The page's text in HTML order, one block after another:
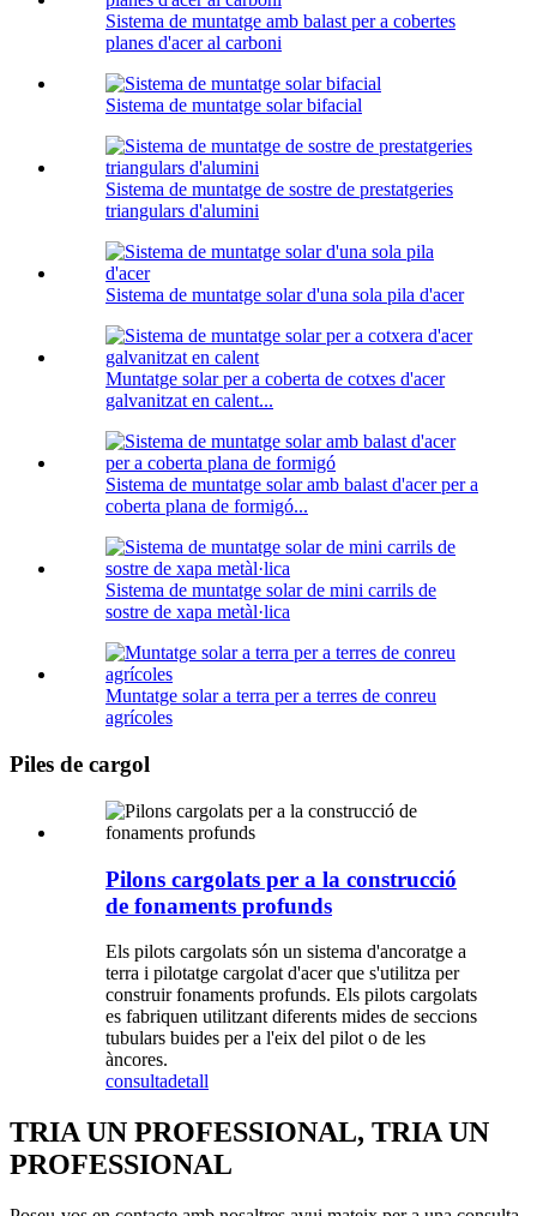
Sistema de muntatge amb balast per a cobertes
planes d'acer al carboni
Sistema de muntatge solar bifacial
Sistema de muntatge de sostre de prestatgeries
triangulars d'alumini
Sistema de muntatge solar d'una sola pila d'acer
Muntatge solar per a coberta de cotxes d'acer
galvanitzat en calent...
Sistema de muntatge solar amb balast d'acer per a
coberta plana de formigó...
Sistema de muntatge solar de mini carrils de
sostre de xapa metàl·lica
Muntatge solar a terra per a terres de conreu
agrícoles
Piles de cargol
Pilons cargolats per a la construcció
de fonaments profunds
Els pilots cargolats són un sistema d'ancoratge a
terra i pilotatge cargolat d'acer que s'utilitza per
construir fonaments profunds. Els pilots cargolats
es fabriquen utilitzant diferents mides de seccions
tubulars buides per a l'eix del pilot o de les
àncores.
consultadetall
TRIA UN PROFESSIONAL, TRIA UN
PROFESSIONAL